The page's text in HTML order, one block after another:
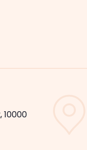
10000